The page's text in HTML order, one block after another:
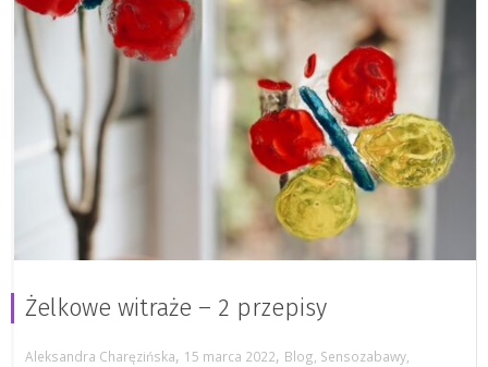
Żelkowe witraże – 2 przepisy
Aleksandra Charęzińska, 15 marca 2022, Blog Sensozabawy